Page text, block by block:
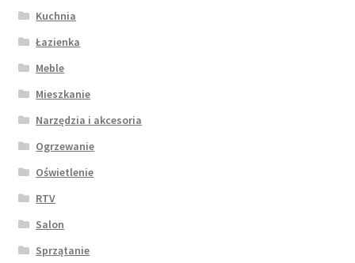
Kuchnia
Łazienka
Meble
Mieszkanie
Narzędzia i akcesoria
Ogrzewanie
Oświetlenie
RTV
Salon
Sprzątanie